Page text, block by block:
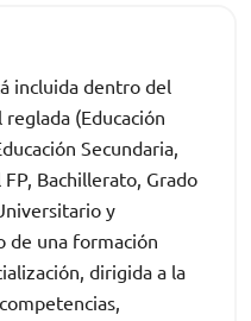
incluida dentro del
(Educación
Secundaria,
Bachillerato, Grado
y
de una formación
dirigida a la